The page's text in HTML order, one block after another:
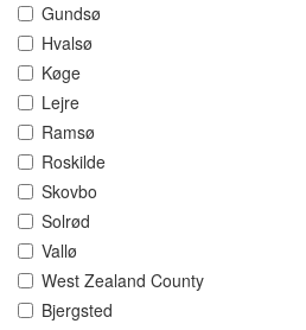
Gundsø
Hvalsø
Køge
Lejre
Ramsø
Roskilde
Skovbo
Solrød
Vallø
West Zealand County
Bjergsted